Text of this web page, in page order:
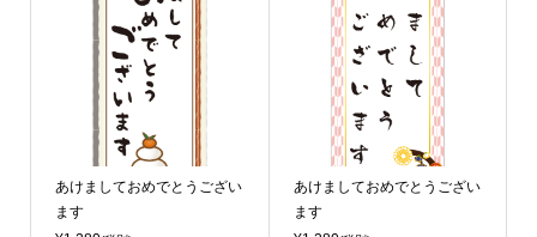
あけましておめでとうござい
ます
あけましておめでとうござい
ます